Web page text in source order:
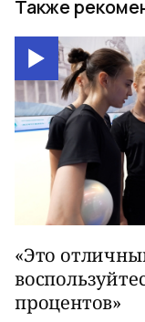
Также
«Это
процентов»